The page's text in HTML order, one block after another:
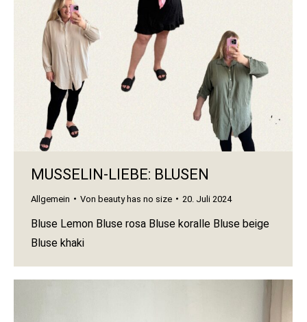
MUSSELIN-LIEBE: BLUSEN
Allgemein Von beauty has no size 20. Juli 2024
Bluse Lemon Bluse rosa Bluse koralle Bluse beige
Bluse khaki